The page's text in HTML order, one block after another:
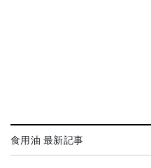
食用油 最新記事